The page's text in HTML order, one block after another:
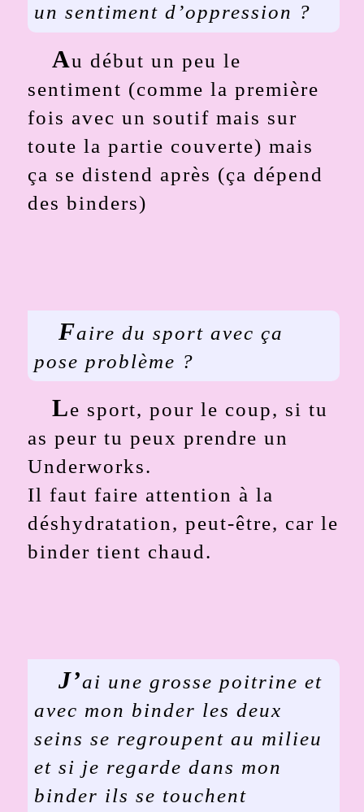
un sentiment d’oppression ?
Au début un peu le
sentiment (comme la première
fois avec un soutif mais sur
toute la partie couverte) mais
ça se distend après (ça dépend
des binders)
Faire du sport avec ça
pose problème ?
Le sport, pour le coup, si tu
as peur tu peux prendre un
Underworks.
Il faut faire attention à la
déshydratation, peut-être, car le
binder tient chaud.
J’ai une grosse poitrine et
avec mon binder les deux
seins se regroupent au milieu
et si je regarde dans mon
binder ils se touchent